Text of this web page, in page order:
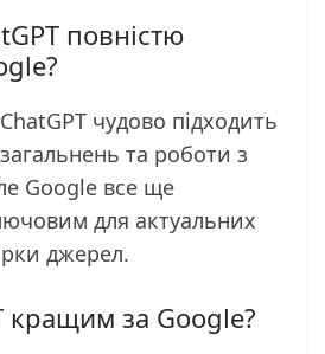
повністю
чудово підходить
та роботи з
Google все ще
для актуальних
джерел.
кращим за Google?